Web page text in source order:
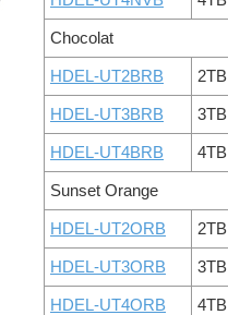
Chocolat
HDEL-UT2BRB 2TB
HDEL-UT3BRB 3TB
HDEL-UT4BRB 4TB
Sunset Orange
HDEL-UT2ORB 2TB
HDEL-UT3ORB 3TB
HDEL-UT4ORB 4TB